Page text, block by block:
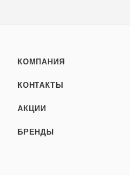
КОМПАНИЯ
КОНТАКТЫ
АКЦИИ
БРЕНДЫ